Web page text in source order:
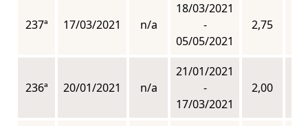
237ª 17/03/2021 n/a
18/03/2021
-
05/05/2021
2,75
236ª 20/01/2021 n/a
21/01/2021
-
17/03/2021
2,00